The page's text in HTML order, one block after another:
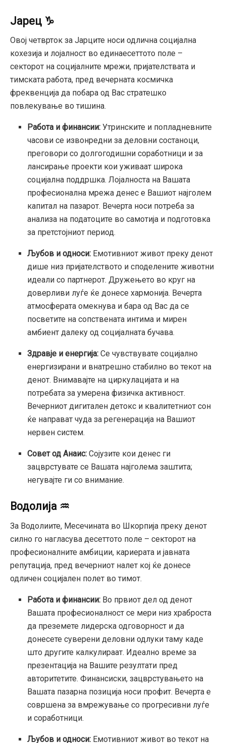
Јарец ♑
Овој четврток за Јарците носи одлична социјална
кохезија и лојалност во единаесеттото поле –
секторот на социјалните мрежи, пријателствата и
тимската работа, пред вечерната космичка
фреквенција да побара од Вас стратешко
повлекување во тишина.
Работа и финансии: Утринските и попладневните
часови се извонредни за деловни состаноци,
преговори со долгогодишни соработници и за
лансирање проекти кои уживаат широка
социјална поддршка. Лојалноста на Вашата
професионална мрежа денес е Вашиот најголем
капитал на пазарот. Вечерта носи потреба за
анализа на податоците во самотија и подготовка
за претстојниот период.
Љубов и односи: Емотивниот живот преку денот
дише низ пријателството и споделените животни
идеали со партнерот. Дружењето во круг на
доверливи луѓе ќе донесе хармонија. Вечерта
атмосферата омекнува и бара од Вас да се
посветите на сопствената интима и мирен
амбиент далеку од социјалната бучава.
Здравје и енергија: Се чувствувате социјално
енергизирани и внатрешно стабилно во текот на
денот. Внимавајте на циркулацијата и на
потребата за умерена физичка активност.
Вечерниот дигитален детокс и квалитетниот сон
ќе направат чуда за регенерација на Вашиот
нервен систем.
Совет од Анаис: Сојузите кои денес ги
зацврстувате се Вашата најголема заштита;
негувајте ги со внимание.
Водолија ♒
За Водолиите, Месечината во Шкорпија преку денот
силно го нагласува десеттото поле – секторот на
професионалните амбиции, кариерата и јавната
репутација, пред вечерниот налет кој ќе донесе
одличен социјален полет во тимот.
Работа и финансии: Во првиот дел од денот
Вашата професионалност се мери низ храброста
да преземете лидерска одговорност и да
донесете суверени деловни одлуки таму каде
што другите калкулираат. Идеално време за
презентација на Вашите резултати пред
авторитетите. Финансиски, зацврстувањето на
Вашата пазарна позиција носи профит. Вечерта е
совршена за вмрежување со прогресивни луѓе
и соработници.
Љубов и односи: Емотивниот живот во текот на